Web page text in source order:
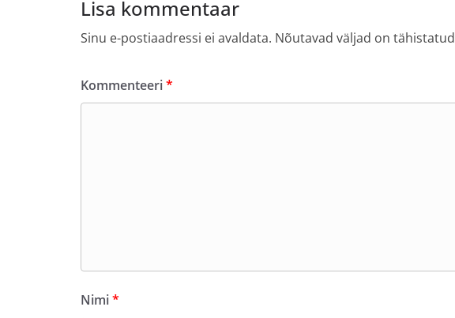
Lisa kommentaar
Sinu e-postiaadressi ei avaldata. Nõutavad väljad on tähistatud
Kommenteeri*
Nimi*